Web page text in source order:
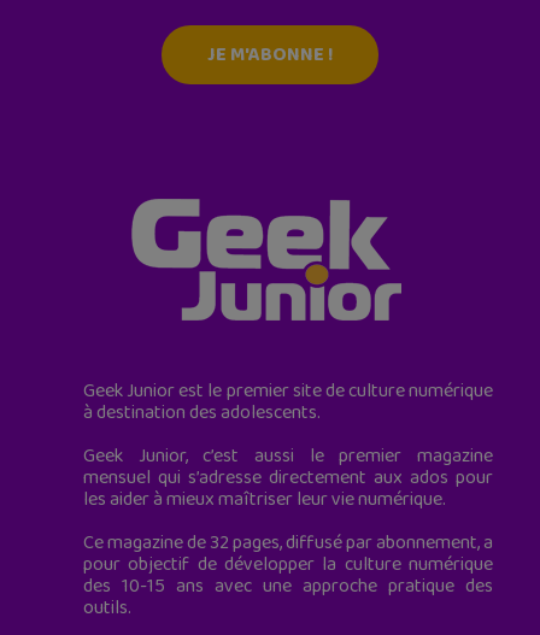
JE M'ABONNE !
Geek Junior est le premier site de culture numérique
à destination des adolescents.
Geek Junior, c’est aussi le premier magazine
mensuel qui s’adresse directement aux ados pour
les aider à mieux maîtriser leur vie numérique.
Ce magazine de 32 pages, diffusé par abonnement, a
pour objectif de développer la culture numérique
des 10-15 ans avec une approche pratique des
outils.